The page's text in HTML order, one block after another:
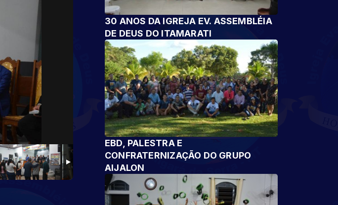
30 ANOS DA IGREJA EV. ASSEMBLÉIA
DE DEUS DO ITAMARATI
EBD, PALESTRA E
CONFRATERNIZAÇÃO DO GRUPO
AIJALON